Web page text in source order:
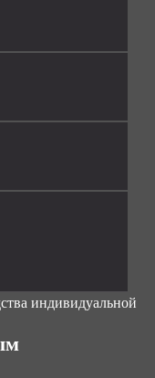
индивидуальной